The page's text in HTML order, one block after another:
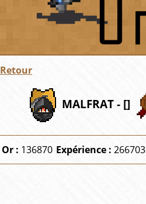
Retour
MALFRAT - []
Or : 136870 Expérience : 266703